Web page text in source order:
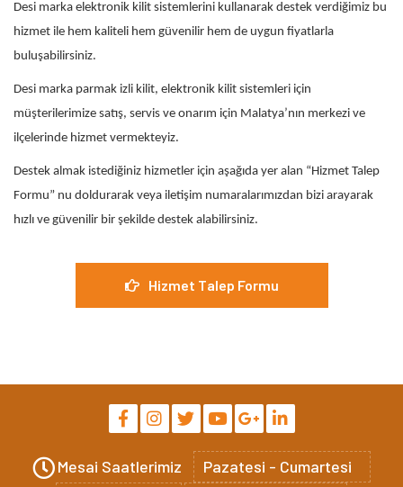
Desi marka elektronik kilit sistemlerini kullanarak destek verdiğimiz bu
hizmet ile hem kaliteli hem güvenilir hem de uygun fiyatlarla
buluşabilirsiniz.
Desi marka parmak izli kilit, elektronik kilit sistemleri için
müşterilerimize satış, servis ve onarım için Malatya’nın merkezi ve
ilçelerinde hizmet vermekteyiz.
Destek almak istediğiniz hizmetler için aşağıda yer alan “Hizmet Talep
Formu” nu doldurarak veya iletişim numaralarımızdan bizi arayarak
hızlı ve güvenilir bir şekilde destek alabilirsiniz.
Hizmet Talep Formu
Mesai Saatlerimiz
Pazatesi - Cumartesi